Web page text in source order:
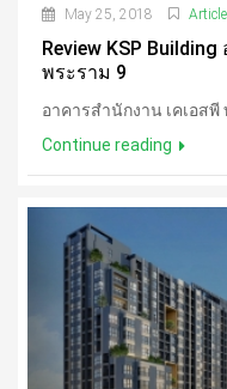
May 25, 2018 Article
Review KSP
พระราม 9
อาคารสำนักงาน เคเอสพี
Continue reading